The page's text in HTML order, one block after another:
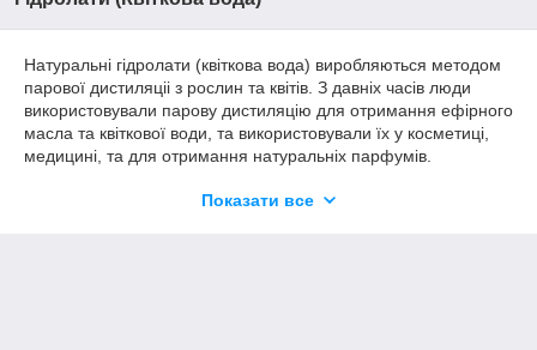
Натуральні гідролати (квіткова вода) виробляються методом
парової дистиляціі з рослин та квітів. З давніх часів люди
використовували парову дистиляцію для отримання ефірного
масла та квіткової води, та використовували їх у косметиці,
медицині, та для отримання натуральніх парфумів.
перетворюється в пар, та піднімається до гори по мідному
Показати все